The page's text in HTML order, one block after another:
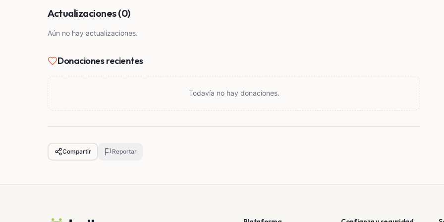
Actualizaciones (0)
Aún no hay actualizaciones.
Donaciones recientes
Todavía no hay donaciones.
Compartir Reportar